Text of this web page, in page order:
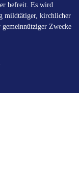
befreit. Es wird
mildtätiger, kirchlicher
gemeinnütziger Zwecke